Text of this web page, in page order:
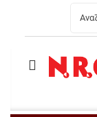
Ανδρικά